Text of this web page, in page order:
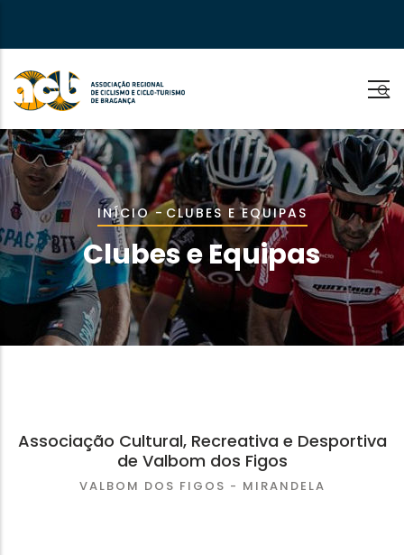
conteúdo
Navegação
estrutural
INÍCIO - CLUBES E EQUIPAS
Clubes e Equipas
Associação Cultural, Recreativa e Desportiva
de Valbom dos Figos
VALBOM DOS FIGOS - MIRANDELA